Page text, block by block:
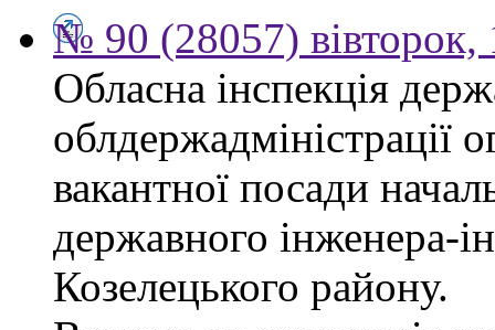
№ 90 (28057) вівторок,
Обласна інспекція
облдержадміністрації
вакантної посади
державного інженера-
Козелецького району.